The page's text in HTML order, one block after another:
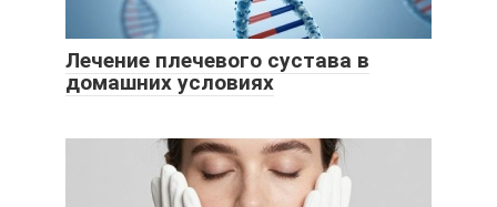
Лечение плечевого сустава в
домашних условиях